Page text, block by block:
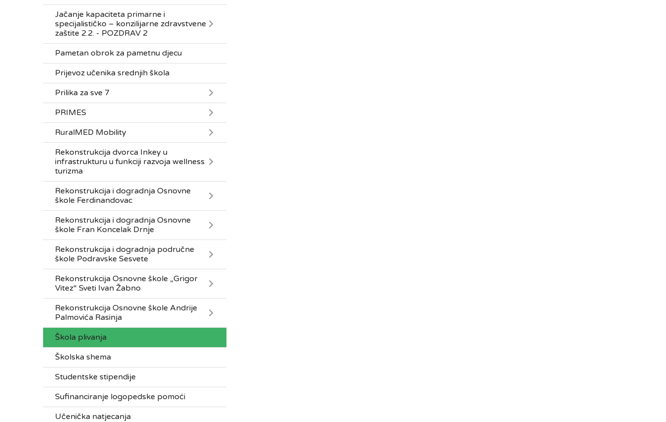
Jačanje kapaciteta primarne i
specijalističko – konzilijarne zdravstvene
zaštite 2.2. - POZDRAV 2
Pametan obrok za pametnu djecu
Prijevoz učenika srednjih škola
Prilika za sve 7
PRIMES
RuralMED Mobility
Rekonstrukcija dvorca Inkey u
infrastrukturu u funkciji razvoja wellness
turizma
Rekonstrukcija i dogradnja Osnovne
škole Ferdinandovac
Rekonstrukcija i dogradnja Osnovne
škole Fran Koncelak Drnje
Rekonstrukcija i dogradnja područne
škole Podravske Sesvete
Rekonstrukcija Osnovne škole „Grigor
Vitez“ Sveti Ivan Žabno
Rekonstrukcija Osnovne škole Andrije
Palmovića Rasinja
Škola plivanja
Školska shema
Studentske stipendije
Sufinanciranje logopedske pomoći
Učenička natjecanja